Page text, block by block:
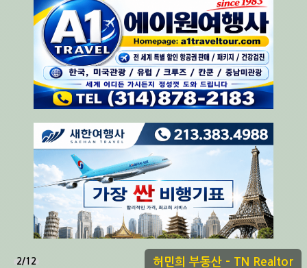
2/12 허민희 부동산 - TN Realtor